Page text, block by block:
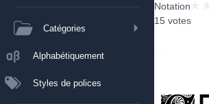
Catégories
Alphabétiquement
Styles de polices
Notation
15 votes